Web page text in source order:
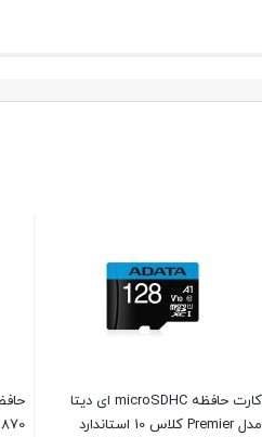
کارت حافظه‌ microSDHC ای دیتا
مدل Premier کلاس 10 استاندارد
870 با ظرفیت 1 ترا بایت